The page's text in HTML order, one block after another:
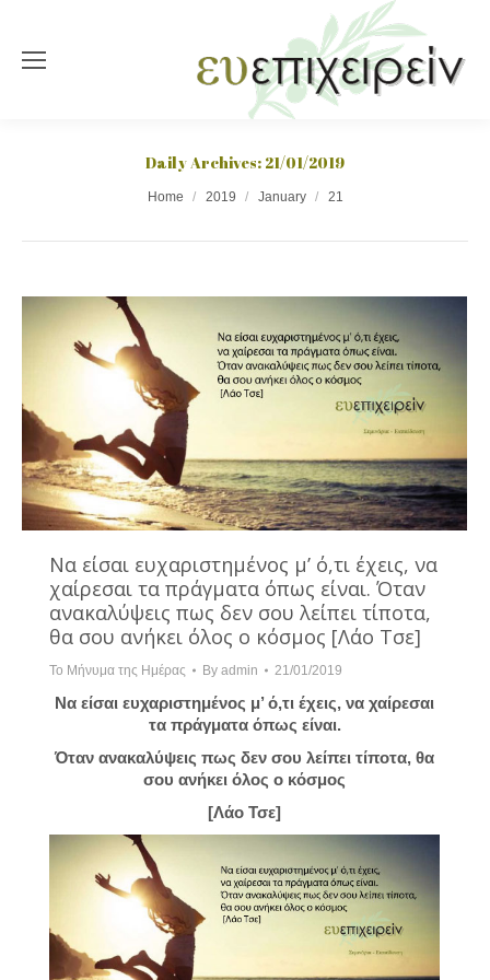
Daily Archives: 21/01/2019
Home 2019 January 21
Να είσαι ευχαριστημένος μ’ ό,τι έχεις, να
χαίρεσαι τα πράγματα όπως είναι. Όταν
ανακαλύψεις πως δεν σου λείπει τίποτα,
θα σου ανήκει όλος ο κόσμος [Λάο Τσε]
Το Μήνυμα της Ημέρας By admin 21/01/2019
Να είσαι ευχαριστημένος μ’ ό,τι έχεις, να χαίρεσαι
τα πράγματα όπως είναι.
Όταν ανακαλύψεις πως δεν σου λείπει τίποτα, θα
σου ανήκει όλος ο κόσμος
[Λάο Τσε]